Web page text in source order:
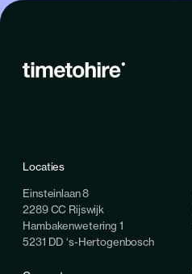
Locaties
Einsteinlaan 8
2289 CC Rijswijk
Hambakenwetering 1
5231 DD ‘s-Hertogenbosch